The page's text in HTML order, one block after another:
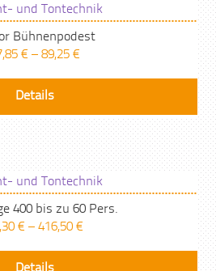
Bühnenpodest
€ – 89,25 €
Details
400 bis zu 60 Pers.
€ – 416,50 €